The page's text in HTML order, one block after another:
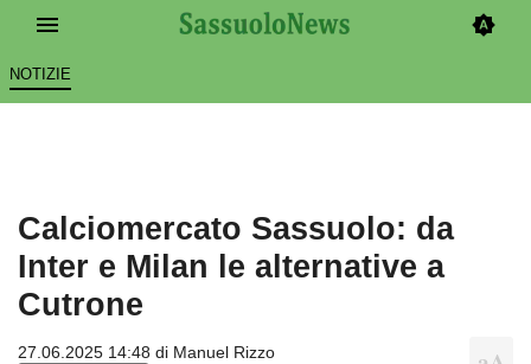
NOTIZIE
Calciomercato Sassuolo: da
Inter e Milan le alternative a
Cutrone
27.06.2025 14:48 di Manuel Rizzo